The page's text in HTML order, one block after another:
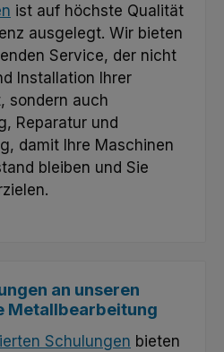
ist auf höchste Qualität
ausgelegt. Wir bieten
Service, der nicht
Installation Ihrer
sondern auch
Reparatur und
damit Ihre Maschinen
bleiben und Sie
an unseren
Metallbearbeitung
Schulungen bieten